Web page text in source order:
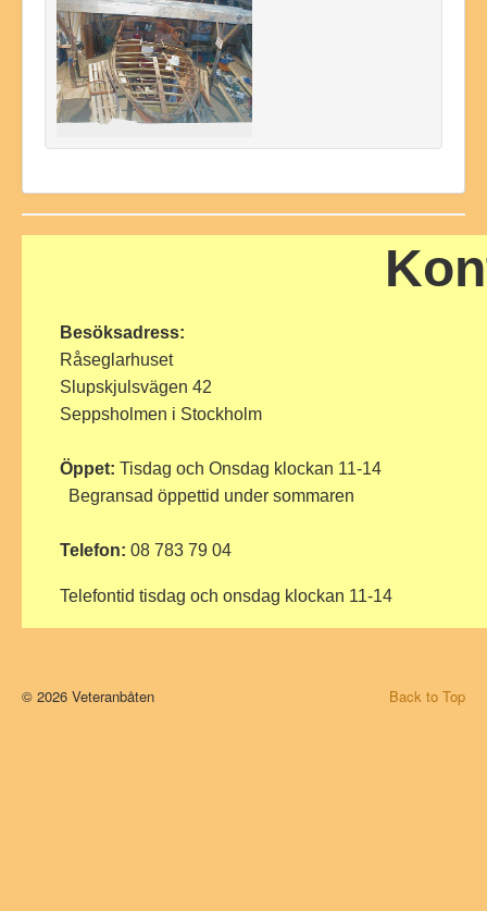
Besöksadress:
Råseglarhuset
Slupskjulsvägen 42
Seppsholmen i Stockholm
Öppet: Tisdag och Onsdag klockan 11-14
Begransad öppettid under sommaren
Telefon: 08 783 79 04
Telefontid tisdag och onsdag klockan 11-14
Back to Top
© 2026 Veteranbåten